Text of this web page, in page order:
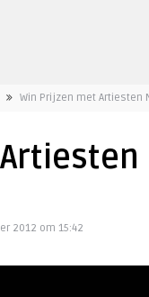
Win Prijzen met Artiesten
2012 om 15:42